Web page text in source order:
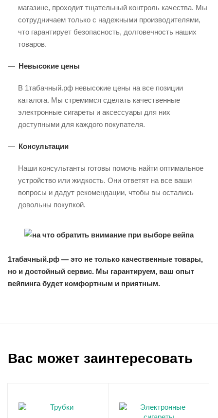
магазине, проходит тщательный контроль качества. Мы
сотрудничаем только с надежными производителями,
что гарантирует безопасность, долговечность наших
товаров.
Невысокие цены
В 1табачный.рф невысокие цены на все позиции
каталога. Мы стремимся сделать качественные
электронные сигареты и аксессуары для них
доступными для каждого покупателя.
Консультации
Наши консультанты готовы помочь найти оптимальное
устройство или жидкость. Они ответят на все ваши
вопросы и дадут рекомендации, чтобы вы остались
довольны покупкой.
1табачный.рф — это не только качественные товары,
но и достойный сервис. Мы гарантируем, ваш опыт
вейпинга будет комфортным и приятным.
Вас может заинтересовать